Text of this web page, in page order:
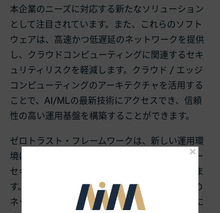
本企業のニーズに対応する新たなソリューション
として注目されています。また、これらのソフト
ウェアは、高速かつ低遅延のネットワークを提供
し、クラウドコンピューティングに関連するセキ
ュリティリスクを軽減します。クラウド / エッジ
コンピューティングのアーキテクチャを活用する
ことで、AI/MLの最新技術にアクセスでき、信頼
性の高い運用基盤を構築することができます。
ゼロトラスト・フレームワークは、新しい運用環
境において、クラウドとエッジの運用をサイバー
セキュリティのリスクから保護することができま
す。ゼロトラスト・アーキテクチャでは、組織の
ネットワークやデータへのアクセスをユーザーに